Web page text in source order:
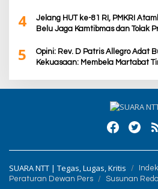
4
Jelang HUT ke-81 RI, PMKRI
Belu Jaga Kamtibmas dan Tolak
5
Opini: Rev. D Patris Allegro Adat
Kekuasaan: Membela Martabat
SUARA NTT | Tegas, Lugas, Kritis
Peraturan Dewan Pers
Susunan